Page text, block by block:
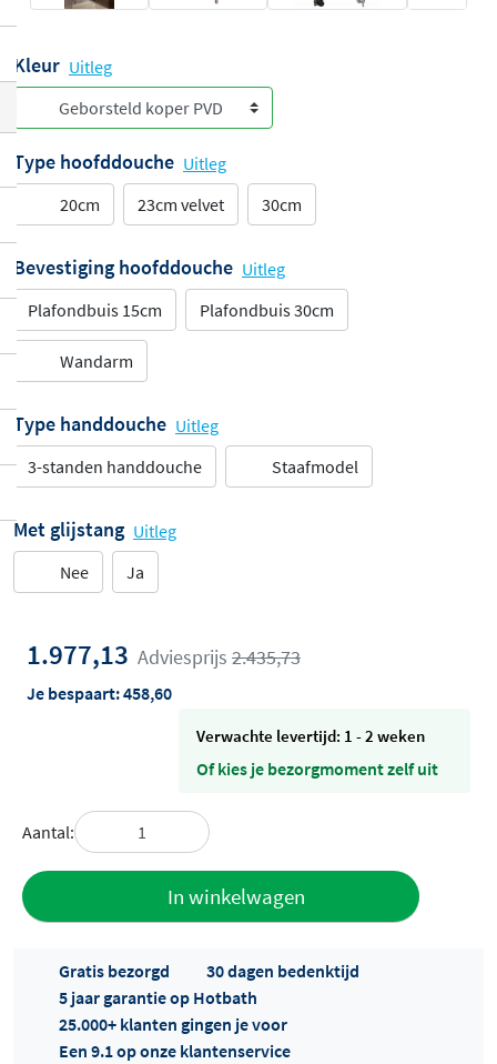
Kleur Uitleg
Type hoofddouche Uitleg
20cm
23cm velvet 30cm
Bevestiging hoofddouche Uitleg
Plafondbuis 15cm
Plafondbuis 30cm
Wandarm
Type handdouche Uitleg
3-standen handdouche
Staafmodel
Met glijstang Uitleg
Nee
Ja
1.977,13 Adviesprijs 2.435,73
Je bespaart:458,60
Verwachte levertijd: 1 - 2 weken
Of kies je bezorgmoment zelf uit
Aantal:
In winkelwagen
Gratis bezorgd
30 dagen bedenktijd
5 jaar garantie op Hotbath
25.000+ klanten gingen je voor
Een 9.1 op onze klantenservice